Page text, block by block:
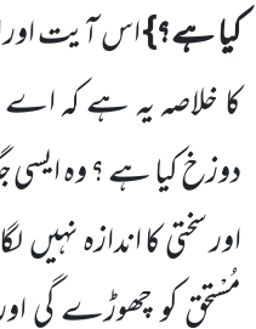
کیا ہے؟}اس آیت اور
کا خلاصہ یہ ہے کہ
دوزخ کیا ہے ؟ وہ
اور سختی کا اندازہ نہیں
مُسْتحق کو چھوڑے گی